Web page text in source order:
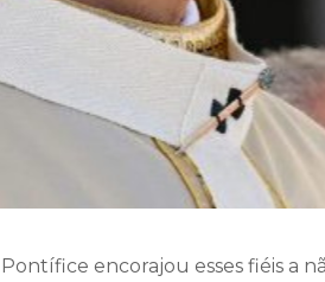
encorajou esses fiéis a